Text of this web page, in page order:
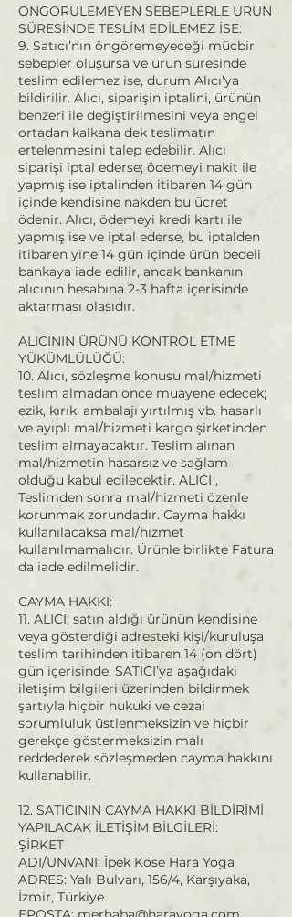
ÖNGÖRÜLEMEYEN SEBEPLERLE ÜRÜN
SÜRESİNDE TESLİM EDİLEMEZ İSE:
9. Satıcı’nın öngöremeyeceği mücbir
sebepler oluşursa ve ürün süresinde
teslim edilemez ise, durum Alıcı’ya
bildirilir. Alıcı, siparişin iptalini, ürünün
benzeri ile değiştirilmesini veya engel
ortadan kalkana dek teslimatın
ertelenmesini talep edebilir. Alıcı
siparişi iptal ederse; ödemeyi nakit ile
yapmış ise iptalinden itibaren 14 gün
içinde kendisine nakden bu ücret
ödenir. Alıcı, ödemeyi kredi kartı ile
yapmış ise ve iptal ederse, bu iptalden
itibaren yine 14 gün içinde ürün bedeli
bankaya iade edilir, ancak bankanın
alıcının hesabına 2-3 hafta içerisinde
aktarması olasıdır.
ALICININ ÜRÜNÜ KONTROL ETME
YÜKÜMLÜLÜĞÜ:
10. Alıcı, sözleşme konusu mal/hizmeti
teslim almadan önce muayene edecek;
ezik, kırık, ambalajı yırtılmış vb. hasarlı
ve ayıplı mal/hizmeti kargo şirketinden
teslim almayacaktır. Teslim alınan
mal/hizmetin hasarsız ve sağlam
olduğu kabul edilecektir. ALICI ,
Teslimden sonra mal/hizmeti özenle
korunmak zorundadır. Cayma hakkı
kullanılacaksa mal/hizmet
kullanılmamalıdır. Ürünle birlikte Fatura
da iade edilmelidir.
CAYMA HAKKI:
11. ALICI; satın aldığı ürünün kendisine
veya gösterdiği adresteki kişi/kuruluşa
teslim tarihinden itibaren 14 (on dört)
gün içerisinde, SATICI’ya aşağıdaki
iletişim bilgileri üzerinden bildirmek
şartıyla hiçbir hukuki ve cezai
sorumluluk üstlenmeksizin ve hiçbir
gerekçe göstermeksizin malı
reddederek sözleşmeden cayma hakkını
kullanabilir.
12. SATICININ CAYMA HAKKI BİLDİRİMİ
YAPILACAK İLETİŞİM BİLGİLERİ:
ŞİRKET
ADI/UNVANI: İpek Köse Hara Yoga
ADRES: Yalı Bulvarı, 156/4, Karşıyaka,
İzmir, Türkiye